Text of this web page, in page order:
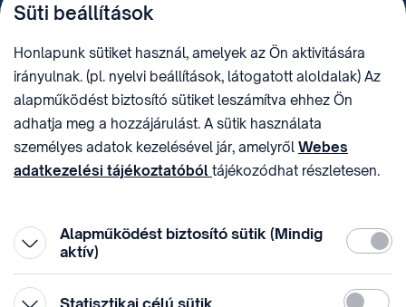
+36 (1) 312 4400
sztnh@hipo.gov.hu 15311746-2-42
CÍM
1081 Budapest II. János
Pál pápa tér 7.
HIVATAL RÖVID NEVE
SZTNHOPS, KRID:
174434905
KÖZÖSSÉGI MÉDIA
Süti beállítások
Honlapunk sütiket használ, amelyek az Ön aktivitására
irányulnak. (pl. nyelvi beállítások, látogatott aloldalak) Az
alapműködést biztosító sütiket leszámítva ehhez Ön
adhatja meg a hozzájárulást. A sütik használata
személyes adatok kezelésével jár, amelyről Webes
adatkezelési tájékoztatóból tájékozódhat részletesen.
Alapműködést biztosító sütik (Mindig
aktív)
Statisztikai célú sütik